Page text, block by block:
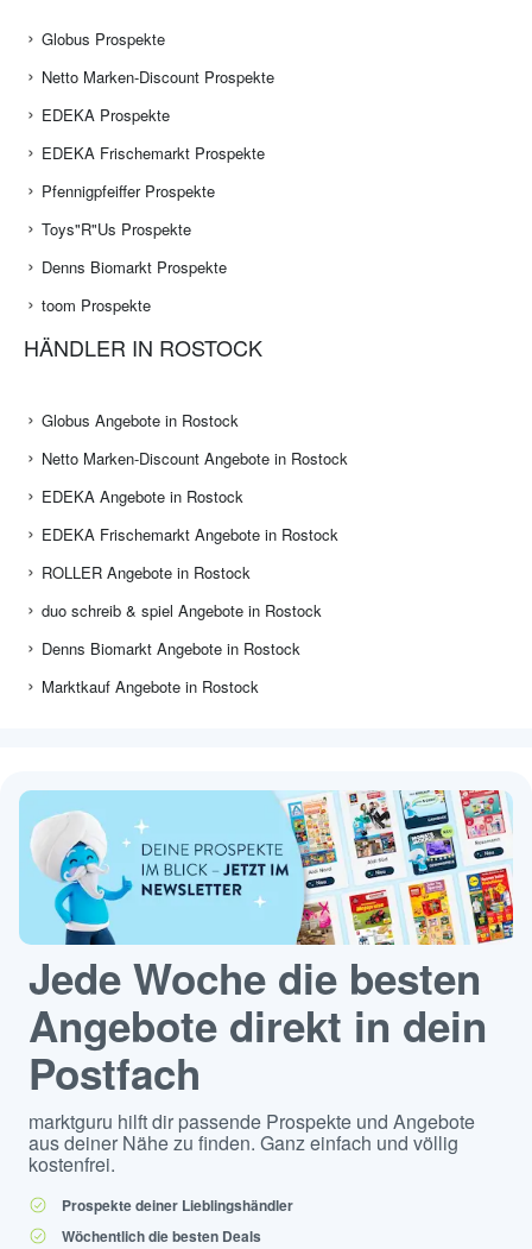
Globus Prospekte
Netto Marken-Discount Prospekte
EDEKA Prospekte
EDEKA Frischemarkt Prospekte
Pfennigpfeiffer Prospekte
Toys"R"Us Prospekte
Denns Biomarkt Prospekte
toom Prospekte
HÄNDLER IN ROSTOCK
Globus Angebote in Rostock
Netto Marken-Discount Angebote in Rostock
EDEKA Angebote in Rostock
EDEKA Frischemarkt Angebote in Rostock
ROLLER Angebote in Rostock
duo schreib & spiel Angebote in Rostock
Denns Biomarkt Angebote in Rostock
Marktkauf Angebote in Rostock
Jede Woche die besten
Angebote direkt in dein
Postfach
marktguru hilft dir passende Prospekte und Angebote
aus deiner Nähe zu finden. Ganz einfach und völlig
kostenfrei.
Prospekte deiner Lieblingshändler
Wöchentlich die besten Deals